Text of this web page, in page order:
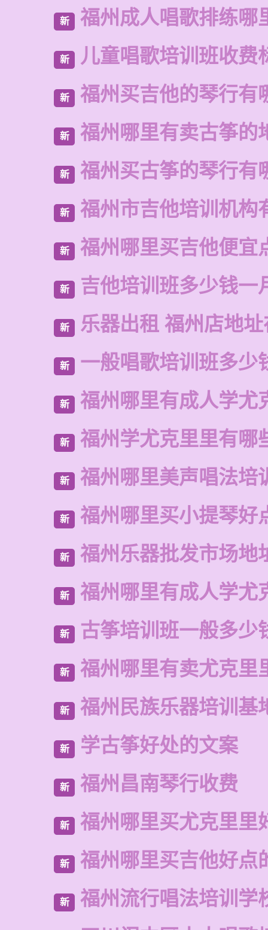
新 福州成人唱歌排练哪
新 儿童唱歌培训班收费
新 福州买吉他的琴行有
新 福州哪里有卖古筝的
新 福州买古筝的琴行有
新 福州市吉他培训机构
新 福州哪里买吉他便宜
新 吉他培训班多少钱一
新 乐器出租 福州店地
新 一般唱歌培训班多少
新 福州哪里有成人学尤
新 福州学尤克里里有哪
新 福州哪里美声唱法培
新 福州哪里买小提琴好
新 福州乐器批发市场地
新 福州哪里有成人学尤
新 古筝培训班一般多少
新 福州哪里有卖尤克里
新 福州民族乐器培训基
新 学古筝好处的文案
新 福州昌南琴行收费
新 福州哪里买尤克里里
新 福州哪里买吉他好点
新
福州流行唱法培训学